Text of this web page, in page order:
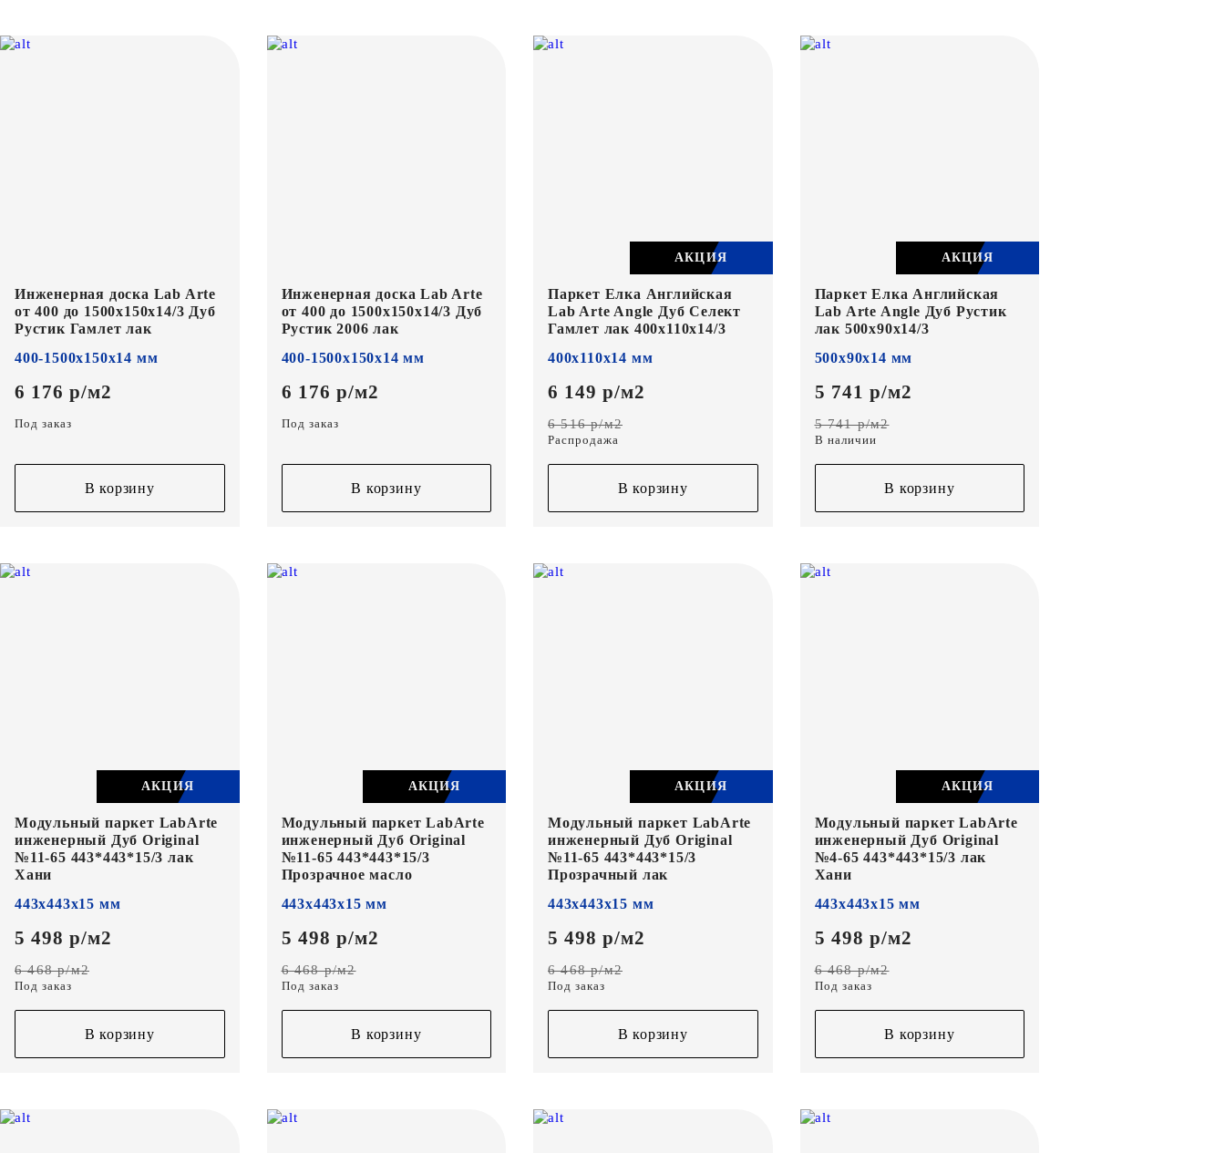
Инженерная доска Lab Arte
от 400 до 1500х150х14/3 Дуб
Рустик Гамлет лак
400-1500х150х14 мм
6 176 р/м2
Под заказ
В корзину
Инженерная доска Lab Arte
от 400 до 1500х150х14/3 Дуб
Рустик 2006 лак
400-1500х150х14 мм
6 176 р/м2
Под заказ
В корзину
АКЦИЯ
Паркет Елка Английская
Lab Arte Angle Дуб Селект
Гамлет лак 400х110х14/3
400х110х14 мм
6 149 р/м2
6 516 р/м2
Распродажа
В корзину
АКЦИЯ
Паркет Елка Английская
Lab Arte Angle Дуб Рустик
лак 500х90х14/3
500х90х14 мм
5 741 р/м2
5 741 р/м2
В наличии
В корзину
АКЦИЯ
Модульный паркет LabArte
инженерный Дуб Original
№11-65 443*443*15/3 лак
Хани
443х443х15 мм
5 498 р/м2
6 468 р/м2
Под заказ
В корзину
АКЦИЯ
Модульный паркет LabArte
инженерный Дуб Original
№11-65 443*443*15/3
Прозрачное масло
443х443х15 мм
5 498 р/м2
6 468 р/м2
Под заказ
В корзину
АКЦИЯ
Модульный паркет LabArte
инженерный Дуб Original
№11-65 443*443*15/3
Прозрачный лак
443х443х15 мм
5 498 р/м2
6 468 р/м2
Под заказ
В корзину
АКЦИЯ
Модульный паркет LabArte
инженерный Дуб Original
№4-65 443*443*15/3 лак
Хани
443х443х15 мм
5 498 р/м2
6 468 р/м2
Под заказ
В корзину